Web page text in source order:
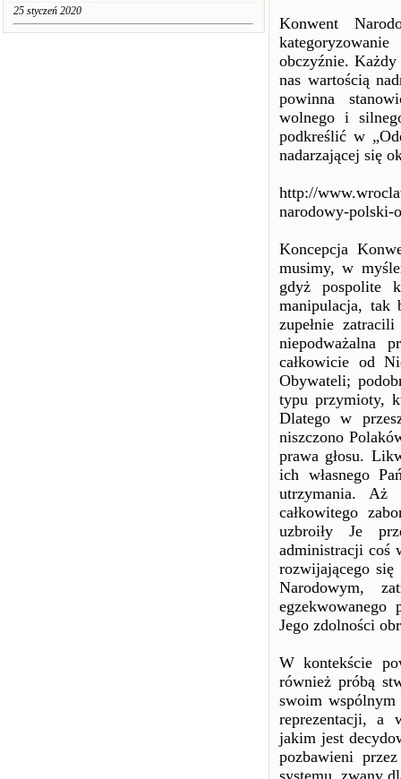
25 styczeń 2020
Konwent
obczyźnie.
nas wartością
powinna
wolnego i
podkreślić w
nadarzającej się
http://
narodowy-polski-
Koncepcja
musimy, w
gdyż pospolite
manipulacja, tak
zupełnie
niepodważalna
całkowicie od
Obywateli;
typu przymioty,
Dlatego w
niszczono
prawa głosu.
ich własnego
utrzymania. Aż
całkowitego
uzbroiły Je
administracji coś
rozwijającego się
Narodowym,
egzekwowanego
Jego zdolności
W kontekście
również próbą
swoim wspólnym
reprezentacji, a
jakim jest
pozbawieni
systemu, zwany